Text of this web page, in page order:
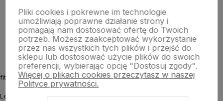
O nas
fitmyhorse.pl Sklep jeździecki
Letnia 12
Pliki cookies i pokrewne im technologie
umożliwiają poprawne działanie strony i
pomagają nam dostosować ofertę do Twoich
potrzeb. Możesz zaakceptować wykorzystanie
przez nas wszystkich tych plików i przejść do
sklepu lub dostosować użycie plików do swoich
preferencji, wybierając opcję "Dostosuj zgody".
Więcej o plikach cookies przeczytasz w naszej
Polityce prywatności.